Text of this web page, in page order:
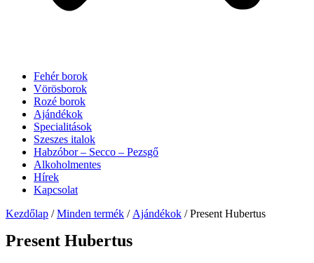
Fehér borok
Vörösborok
Rozé borok
Ajándékok
Specialitások
Szeszes italok
Habzóbor – Secco – Pezsgő
Alkoholmentes
Hírek
Kapcsolat
Kezdőlap /Minden termék / Ajándékok / Present Hubertus
Present Hubertus